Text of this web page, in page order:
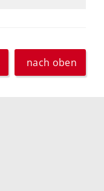
nach oben